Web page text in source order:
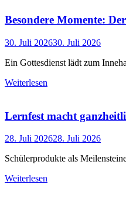
Besondere Momente:
30. Juli 202630. Juli 2026
Ein Gottesdienst lädt zum
Weiterlesen
Lernfest macht
28. Juli 202628. Juli 2026
Schülerprodukte als
Weiterlesen